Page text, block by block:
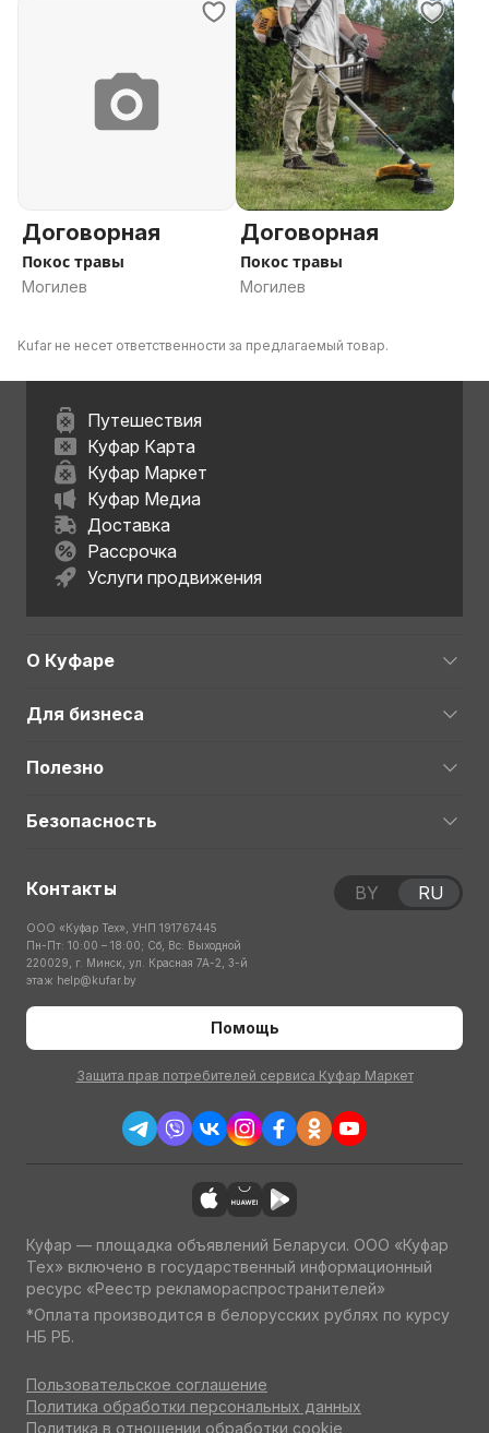
Договорная
Покос травы
Могилев
Договорная
Покос травы
Могилев
Kufar не несет ответственности за предлагаемый товар.
Путешествия
Куфар Карта
Куфар Маркет
Куфар Медиа
Доставка
Рассрочка
Услуги продвижения
О Куфаре
Для бизнеса
Полезно
Безопасность
Контакты
ООО «Куфар Тех», УНП 191767445
Пн-Пт: 10:00 – 18:00; Сб, Вс: Выходной
220029, г. Минск, ул. Красная 7А-2, 3-й
этаж help@kufar.by
Помощь
Защита прав потребителей сервиса Куфар Маркет
BY RU
Куфар — площадка объявлений Беларуси. ООО «Куфар
Тех» включено в государственный информационный
ресурс «Реестр рекламораспространителей»
*Оплата производится в белорусских рублях по курсу
НБ РБ.
Пользовательское соглашение
Политика обработки персональных данных
Политика в отношении обработки cookie